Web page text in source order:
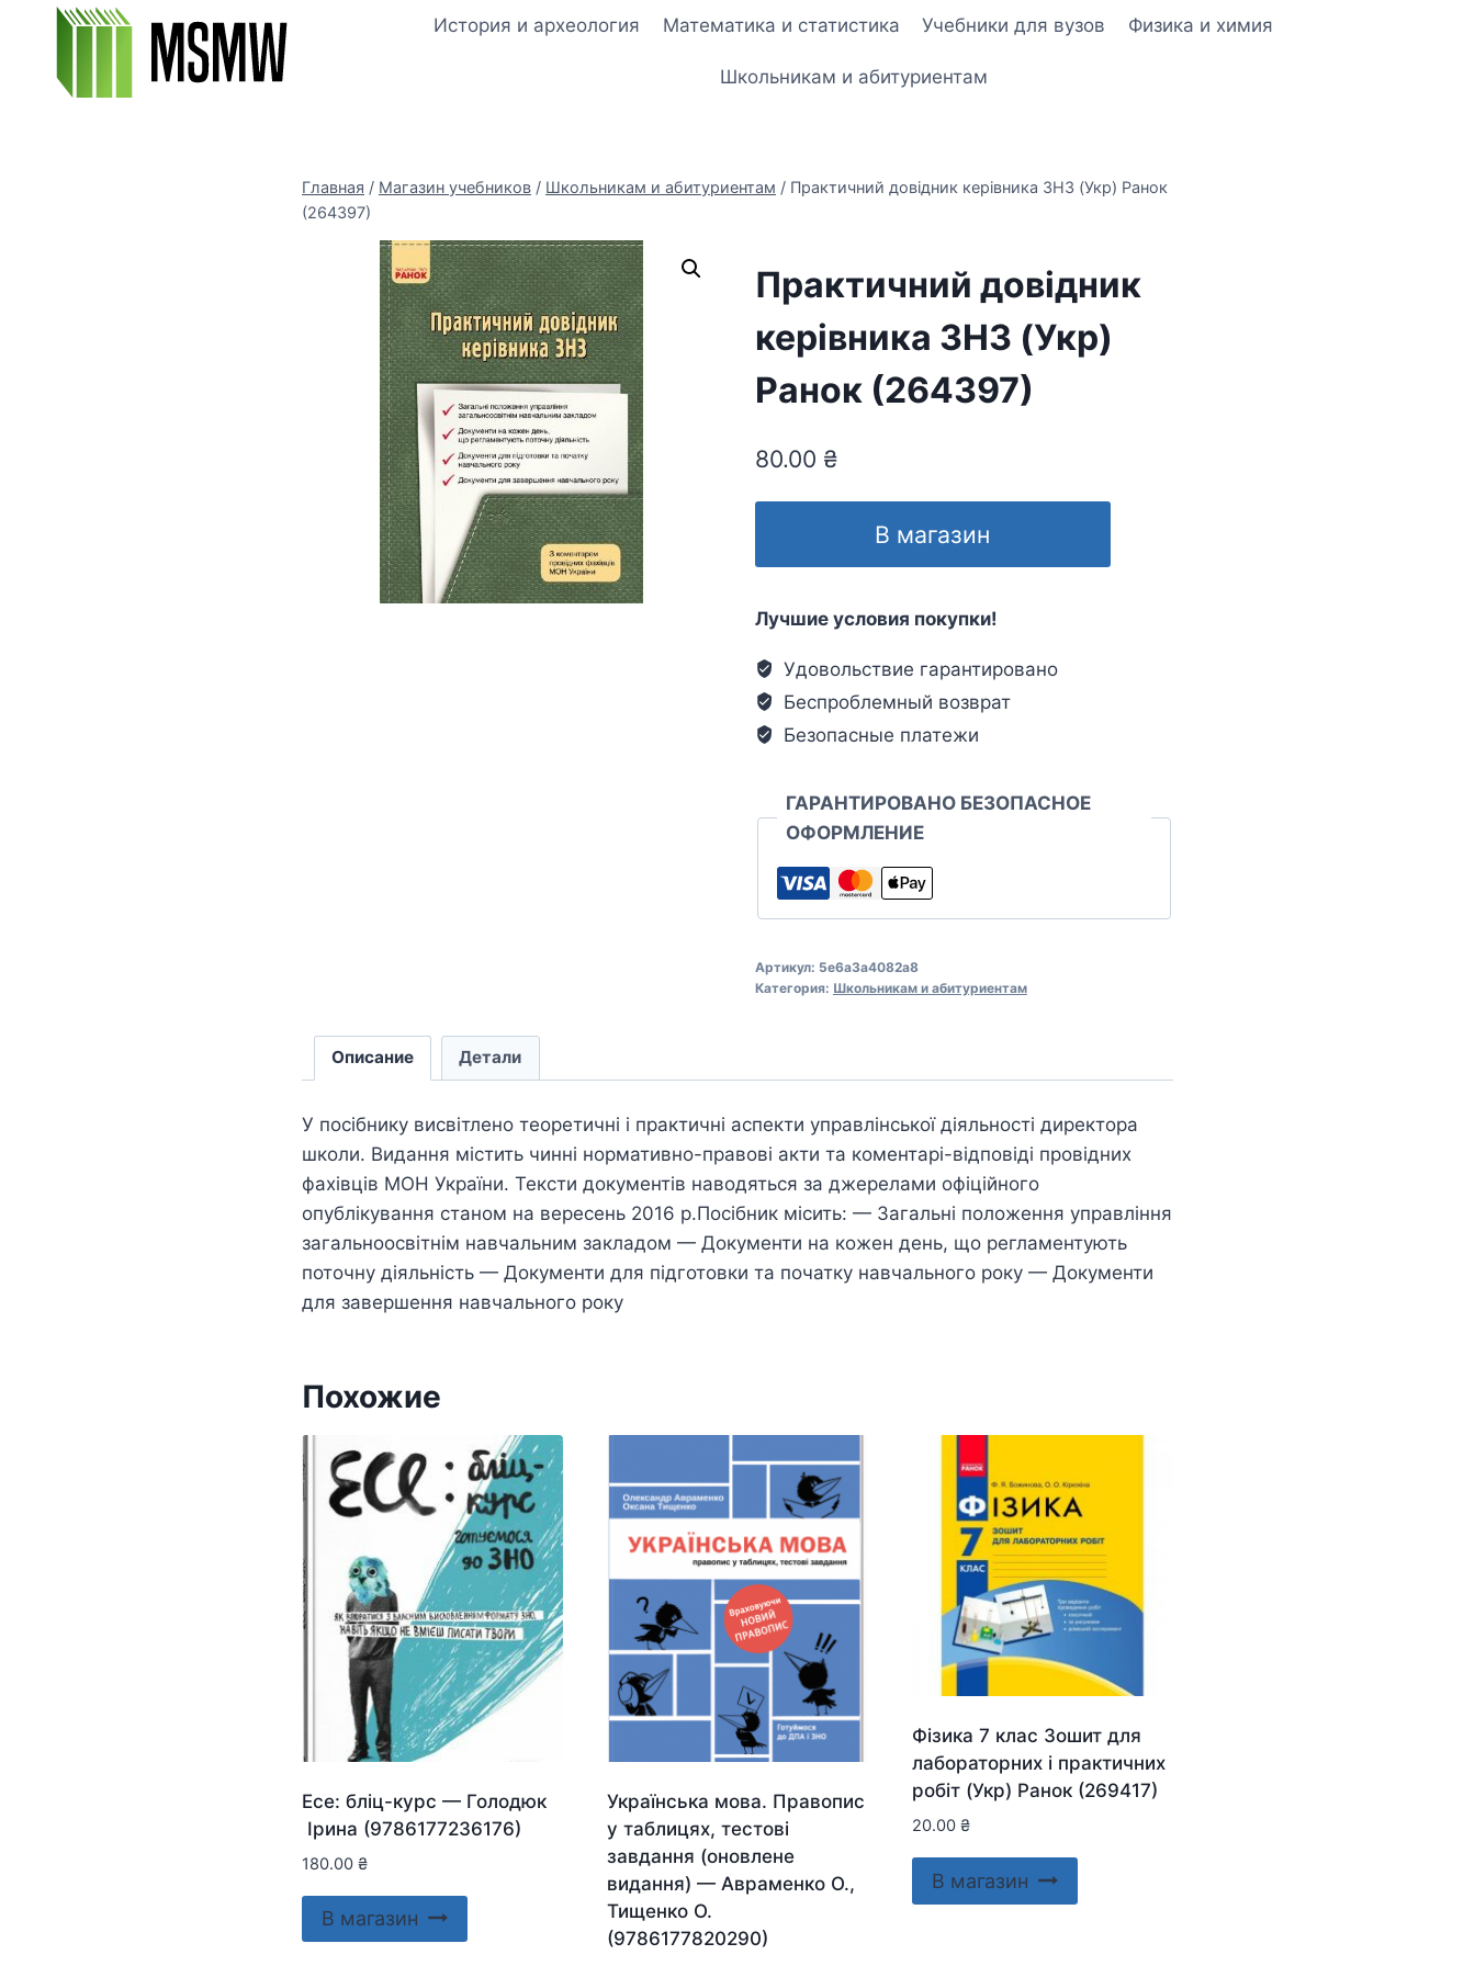
Перейти
содержимому
История и археология Математика и статистика Учебники для вузов Физика и химия
Школьникам и абитуриентам
Главная / Магазин учебников / Школьникам и абитуриентам / Практичний довідник керівника ЗНЗ (Укр) Ранок
(264397)
Практичний довідник
керівника ЗНЗ (Укр)
Ранок (264397)
80.00 ₴
В магазин
Лучшие условия покупки!
Удовольствие гарантировано
Беспроблемный возврат
Безопасные платежи
ГАРАНТИРОВАНО БЕЗОПАСНОЕ
ОФОРМЛЕНИЕ
Артикул: 5e6a3a4082a8
Категория: Школьникам и абитуриентам
Описание Детали
У посібнику висвітлено теоретичні і практичні аспекти управлінської діяльності директора
школи. Видання містить чинні нормативно-правові акти та коментарі-відповіді провідних
фахівців МОН України. Тексти документів наводяться за джерелами офіційного
опублікування станом на вересень 2016 р.Посібник місить: — Загальні положення управління
загальноосвітнім навчальним закладом — Документи на кожен день, що регламентують
поточну діяльність — Документи для підготовки та початку навчального року — Документи
для завершення навчального року
Похожие
Есе: бліц-курс — Голодюк
Ірина (9786177236176)
180.00 ₴
В магазин
Українська мова. Правопис
у таблицях, тестові
завдання (оновлене
видання) — Авраменко О.,
Тищенко О.
(9786177820290)
Фізика 7 клас Зошит для
лабораторних і практичних
робіт (Укр) Ранок (269417)
20.00 ₴
В магазин